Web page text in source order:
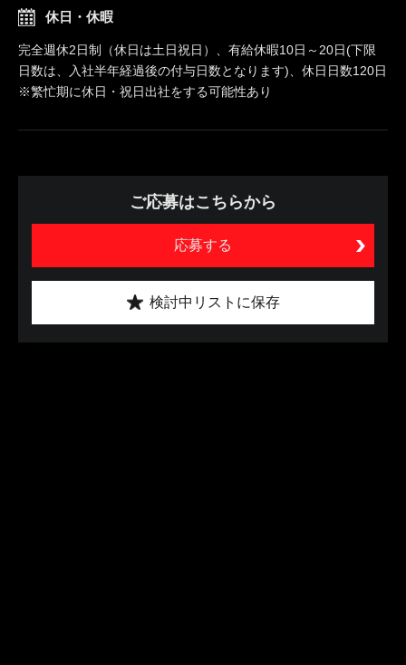
休日・休暇
完全週休2日制（休日は土日祝日）、有給休暇10日～20日(下限
日数は、入社半年経過後の付与日数となります)、休日日数120日
※繁忙期に休日・祝日出社をする可能性あり
ご応募はこちらから
応募する
検討中リストに保存